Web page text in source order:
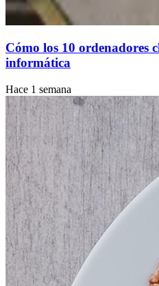
Cómo los 10 ordenadores
informática
Hace 1 semana